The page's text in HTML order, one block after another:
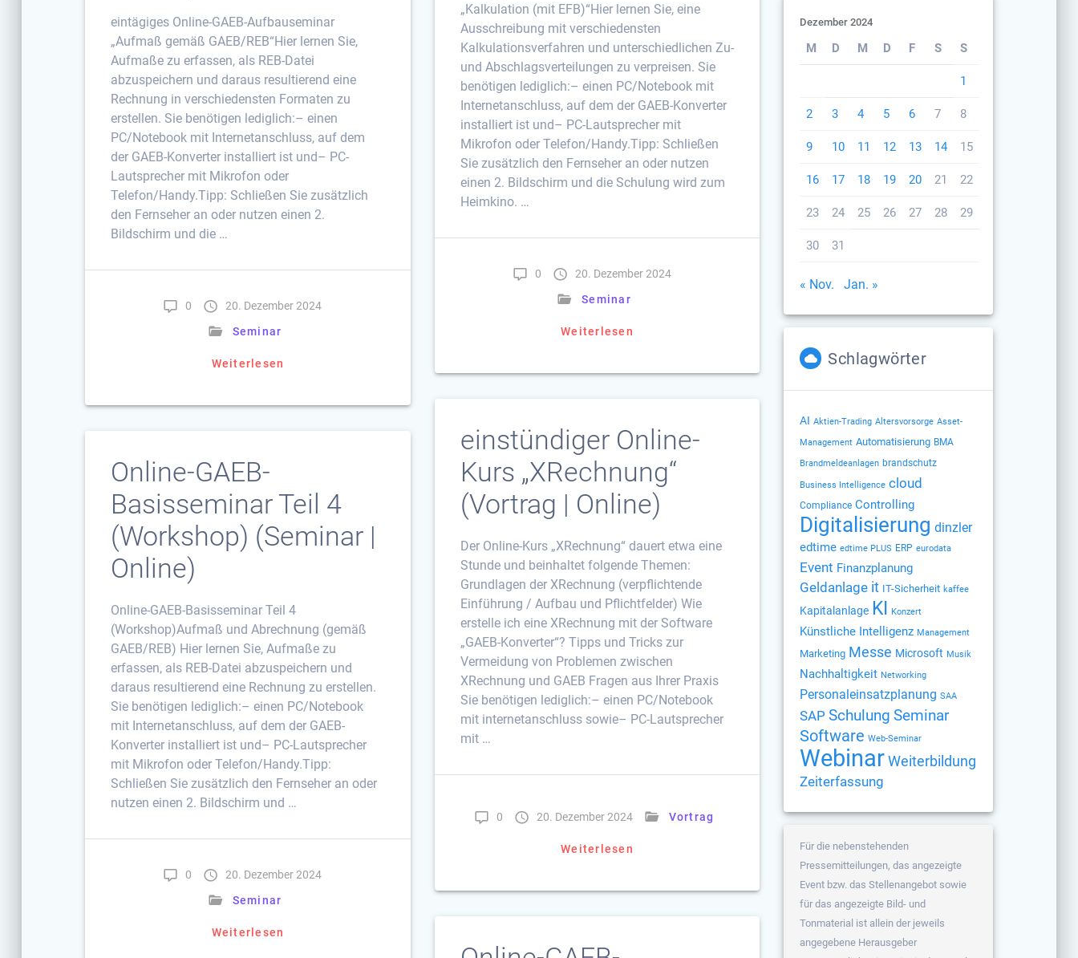
eintägiges Online-GAEB-Aufbauseminar
„Aufmaß gemäß GAEB/REB“Hier lernen Sie,
Aufmaße zu erfassen, als REB-Datei
abzuspeichern und daraus resultierend eine
Rechnung in verschiedensten Formaten zu
erstellen. Sie benötigen lediglich:– einen
PC/Notebook mit Internetanschluss, auf dem
der GAEB-Konverter installiert ist und– PC-
Lautsprecher mit Mikrofon oder
Telefon/Handy.Tipp: Schließen Sie zusätzlich
den Fernseher an oder nutzen einen 2.
Bildschirm und die …
0
20. Dezember 2024
Seminar
Weiterlesen
„Kalkulation (mit EFB)“Hier lernen Sie, eine
Ausschreibung mit verschiedensten
Kalkulationsverfahren und unterschiedlichen Zu-
und Abschlagsverteilungen zu verpreisen. Sie
benötigen lediglich:– einen PC/Notebook mit
Internetanschluss, auf dem der GAEB-Konverter
installiert ist und– PC-Lautsprecher mit
Mikrofon oder Telefon/Handy.Tipp: Schließen
Sie zusätzlich den Fernseher an oder nutzen
einen 2. Bildschirm und die Schulung wird zum
Heimkino. …
0
20. Dezember 2024
Seminar
Weiterlesen
einstündiger Online-
Kurs „XRechnung“
(Vortrag | Online)
Der Online-Kurs „XRechnung“ dauert etwa eine
Stunde und beinhaltet folgende Themen:
Grundlagen der XRechnung (verpflichtende
Einführung / Aufbau und Pflichtfelder) Wie
erstelle ich eine XRechnung mit der Software
„GAEB-Konverter“? Tipps und Tricks zur
Vermeidung von Problemen zwischen
XRechnung und GAEB Fragen aus Ihrer Praxis
Sie benötigen lediglich:– einen PC/Notebook
mit internetanschluss sowie– PC-Lautsprecher
mit …
0 20. Dezember 2024 Vortrag
Weiterlesen
Online-GAEB-
Basisseminar Teil 4
(Workshop) (Seminar |
Online)
Online-GAEB-Basisseminar Teil 4
(Workshop)Aufmaß und Abrechnung (gemäß
GAEB/REB) Hier lernen Sie, Aufmaße zu
erfassen, als REB-Datei abzuspeichern und
daraus resultierend eine Rechnung zu erstellen.
Sie benötigen lediglich:– einen PC/Notebook
mit Internetanschluss, auf dem der GAEB-
Konverter installiert ist und– PC-Lautsprecher
mit Mikrofon oder Telefon/Handy.Tipp:
Schließen Sie zusätzlich den Fernseher an oder
nutzen einen 2. Bildschirm und …
0
20. Dezember 2024
Seminar
Weiterlesen
Dezember 2024
M D M D F S S
1
2 3 4 5 6 7 8
9 10 11 12 13 14 15
16 17 18 19 20 21 22
23 24 25 26 27 28 29
30 31
« Nov. Jan. »
Schlagwörter
AI Aktien-Trading Altersvorsorge Asset-
Management Automatisierung BMA
Brandmeldeanlagen brandschutz
Business Intelligence cloud
Compliance Controlling
Digitalisierung dinzler
edtime edtime PLUS ERP eurodata
Event Finanzplanung
Geldanlage it IT-Sicherheit kaffee
Kapitalanlage KI Konzert
Künstliche Intelligenz Management
Marketing Messe Microsoft Musik
Nachhaltigkeit Networking
Personaleinsatzplanung SAA
SAP Schulung Seminar
Software Web-Seminar
Webinar Weiterbildung
Zeiterfassung
Für die nebenstehenden
Pressemitteilungen, das angezeigte
Event bzw. das Stellenangebot sowie
für das angezeigte Bild- und
Tonmaterial ist allein der jeweils
angegebene Herausgeber